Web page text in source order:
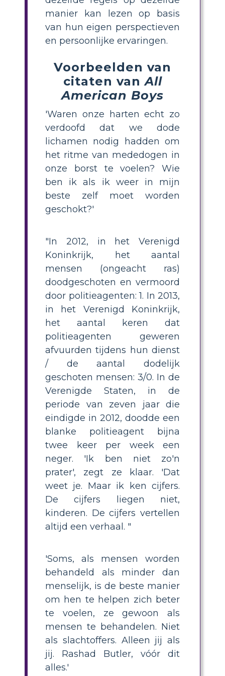
manier kan lezen op basis
van hun eigen perspectieven
en persoonlijke ervaringen.
Voorbeelden van
citaten vanAll
American Boys
'Waren onze harten echt zo
verdoofd dat we dode
lichamen nodig hadden om
het ritme van mededogen in
onze borst te voelen? Wie
ben ik als ik weer in mijn
beste zelf moet worden
geschokt?'
"In 2012, in het Verenigd
Koninkrijk, het aantal
mensen (ongeacht ras)
doodgeschoten en vermoord
door politieagenten: 1. In 2013,
in het Verenigd Koninkrijk,
het aantal keren dat
politieagenten geweren
afvuurden tijdens hun dienst
/ de aantal dodelijk
geschoten mensen: 3/0. In de
Verenigde Staten, in de
periode van zeven jaar die
eindigde in 2012, doodde een
blanke politieagent bijna
twee keer per week een
neger. 'Ik ben niet zo'n
prater', zegt ze klaar. 'Dat
weet je. Maar ik ken cijfers.
De cijfers liegen niet,
kinderen. De cijfers vertellen
altijd een verhaal. "
'Soms, als mensen worden
behandeld als minder dan
menselijk, is de beste manier
om hen te helpen zich beter
te voelen, ze gewoon als
mensen te behandelen. Niet
als slachtoffers. Alleen jij als
jij. Rashad Butler, vóór dit
alles.'